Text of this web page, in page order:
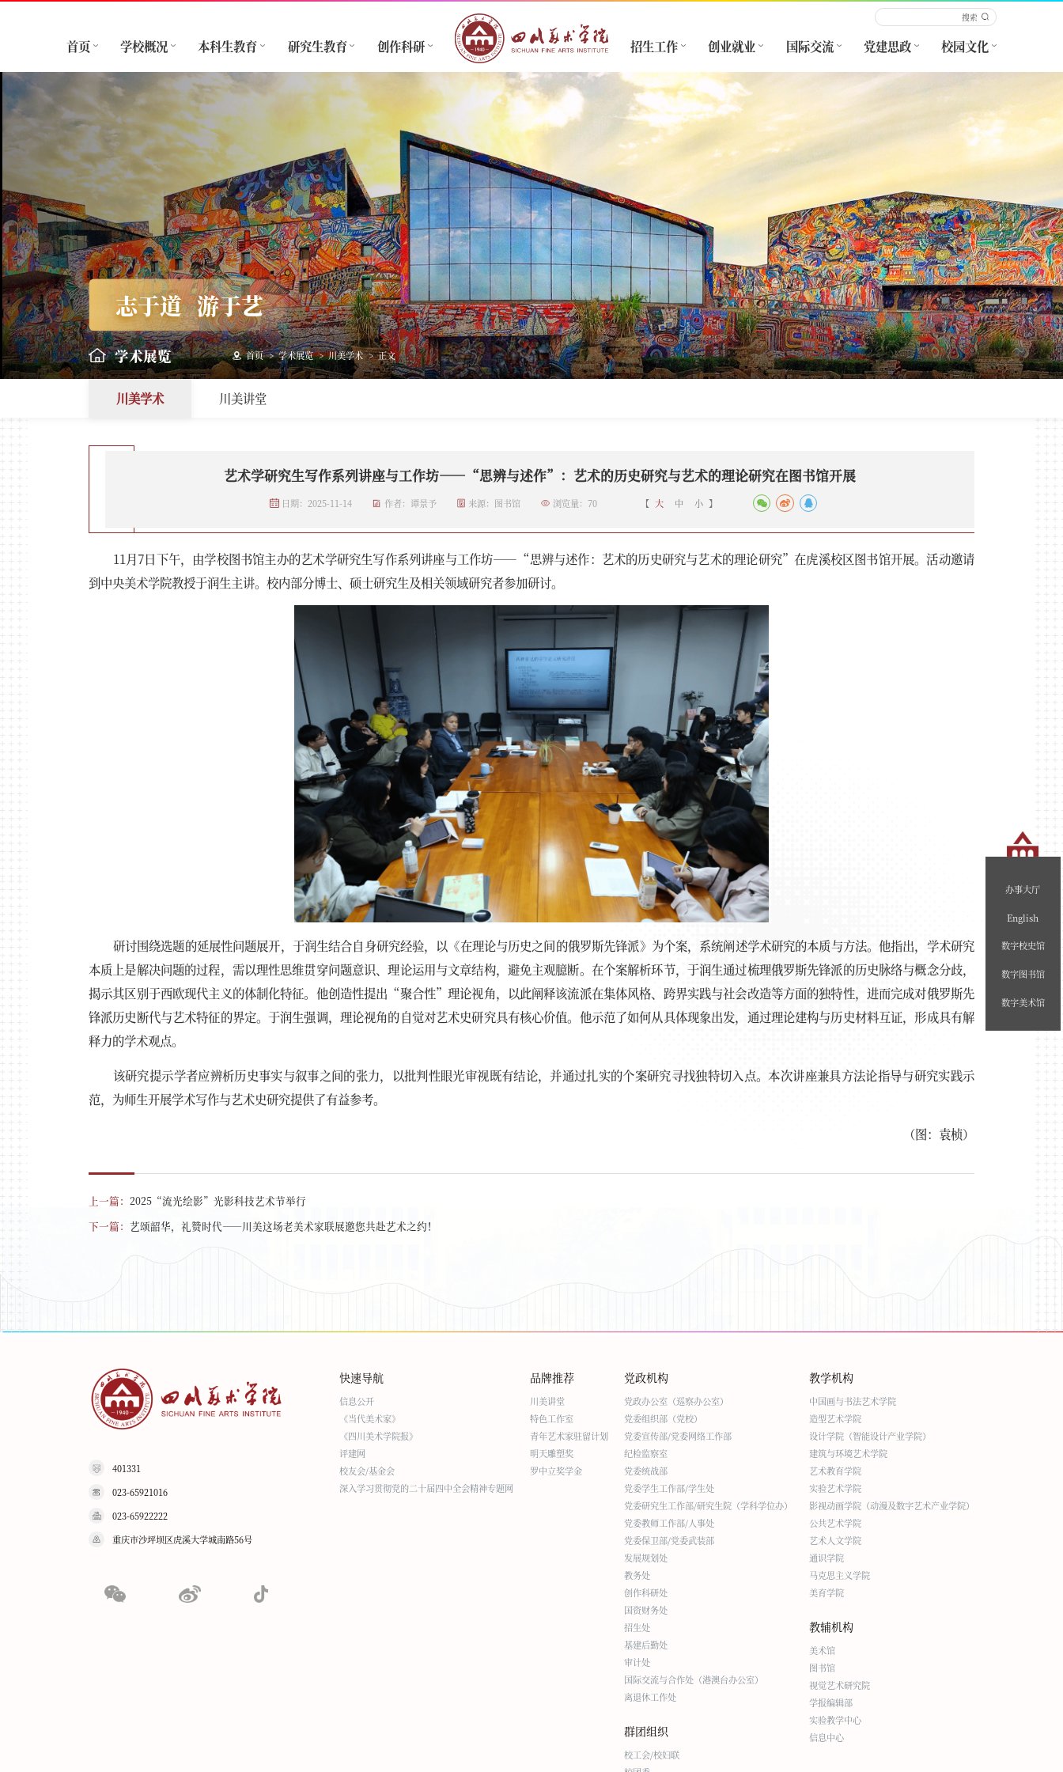
首页 学校概况 本科生教育 研究生教育 创作科研 招生工作 创业就业 国际交流 党建思政 校园文化
志于道 游于艺
学术展览 首页 > 学术展览 > 川美学术 > 正文
川美学术 川美讲堂
艺术学研究生写作系列讲座与工作坊——“思辨与述作”：艺术的历史研究与艺术的理论研究在图书馆开展
日期：2025-11-14 作者：谭景予 来源：图书馆 浏览量： 70 【 大 中 小 】
11月7日下午，由学校图书馆主办的艺术学研究生写作系列讲座与工作坊——“思辨与述作：艺术的历史研究与艺术的理论研究”在虎溪校区图书馆开展。活动邀请
到中央美术学院教授于润生主讲。校内部分博士、硕士研究生及相关领域研究者参加研讨。
研讨围绕选题的延展性问题展开，于润生结合自身研究经验，以《在理论与历史之间的俄罗斯先锋派》为个案，系统阐述学术研究的本质与方法。他指出，学术研究
本质上是解决问题的过程，需以理性思维贯穿问题意识、理论运用与文章结构，避免主观臆断。在个案解析环节，于润生通过梳理俄罗斯先锋派的历史脉络与概念分歧，
揭示其区别于西欧现代主义的体制化特征。他创造性提出“聚合性”理论视角，以此阐释该流派在集体风格、跨界实践与社会改造等方面的独特性，进而完成对俄罗斯先
锋派历史断代与艺术特征的界定。于润生强调，理论视角的自觉对艺术史研究具有核心价值。他示范了如何从具体现象出发，通过理论建构与历史材料互证，形成具有解
释力的学术观点。
该研究提示学者应辨析历史事实与叙事之间的张力，以批判性眼光审视既有结论，并通过扎实的个案研究寻找独特切入点。本次讲座兼具方法论指导与研究实践示
范，为师生开展学术写作与艺术史研究提供了有益参考。
（图：袁桢）
上一篇： 2025“流光绘影”光影科技艺术节举行
下一篇： 艺颂韶华，礼赞时代——川美这场老美术家联展邀您共赴艺术之约！
办事大厅
English
数字校史馆
数字图书馆
数字美术馆
401331
023-65921016
023-65922222
重庆市沙坪坝区虎溪大学城南路56号
快速导航
信息公开
《当代美术家》
《四川美术学院报》
评建网
校友会/基金会
深入学习贯彻党的二十届四中全会精神专题网
品牌推荐
川美讲堂
特色工作室
青年艺术家驻留计划
明天雕塑奖
罗中立奖学金
党政机构
党政办公室（巡察办公室）
党委组织部（党校）
党委宣传部/党委网络工作部
纪检监察室
党委统战部
党委学生工作部/学生处
党委研究生工作部/研究生院（学科学位办）
党委教师工作部/人事处
党委保卫部/党委武装部
发展规划处
教务处
创作科研处
国资财务处
招生处
基建后勤处
审计处
国际交流与合作处（港澳台办公室）
离退休工作处
群团组织
校工会/校妇联
教学机构
中国画与书法艺术学院
造型艺术学院
设计学院（智能设计产业学院）
建筑与环境艺术学院
艺术教育学院
实验艺术学院
影视动画学院（动漫及数字艺术产业学院）
公共艺术学院
艺术人文学院
通识学院
马克思主义学院
美育学院
教辅机构
美术馆
图书馆
视觉艺术研究院
学报编辑部
实验教学中心
信息中心